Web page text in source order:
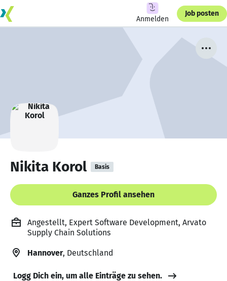
Anmelden
Job posten
Nikita Korol Basis
Ganzes Profil ansehen
Angestellt, Expert Software Development, Arvato
Supply Chain Solutions
Hannover, Deutschland
Logg Dich ein, um alle Einträge zu sehen.